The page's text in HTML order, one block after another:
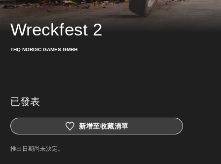
Wreckfest 2
THQ NORDIC GAMES GMBH
已發表
新增至收藏清單
推出日期尚未決定。